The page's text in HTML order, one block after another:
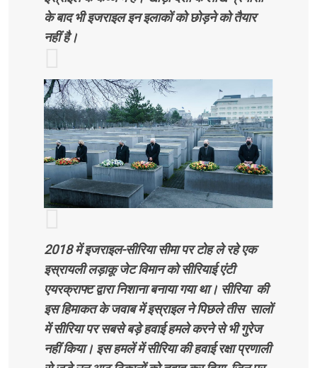
के बाद भी इजराइल इन इलाकों को छोड़ने को तैयार
नहीं है।
2018 में इजराइल-सीरिया सीमा पर टोह ले रहे एक
इस्रायली लड़ाकू जेट विमान को सीरियाई एंटी
एयरक्राफ्ट द्वारा निशाना बनाया गया था। सीरिया की
इस हिमाकत के जवाब में इस्राइल ने पिछले तीस सालों
में सीरिया पर सबसे बड़े हवाई हमले करने से भी गुरेज
नहीं किया। इस हमलें में सीरिया की हवाई रक्षा प्रणाली